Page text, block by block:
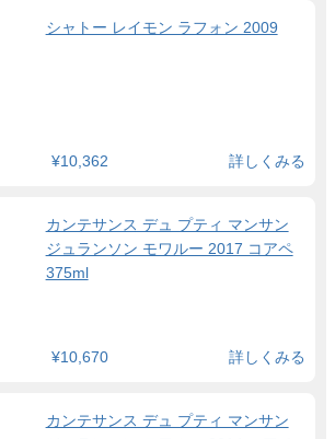
シャトー レイモン ラフォン 2009
¥10,362 詳しくみる
カンテサンス デュ プティ マンサン
ジュランソン モワルー 2017 コアペ
375ml
¥10,670 詳しくみる
カンテサンス デュ プティ マンサン